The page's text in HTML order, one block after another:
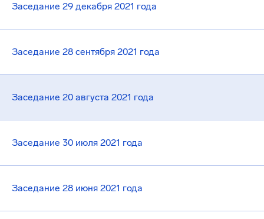
Заседание 29 декабря 2021 года
Заседание 28 сентября 2021 года
Заседание 20 августа 2021 года
Заседание 30 июля 2021 года
Заседание 28 июня 2021 года